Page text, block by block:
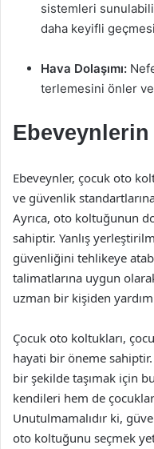
sistemleri
daha keyifli
Hava Dolaşımı:
terlemesini önler
Ebeveynler, çocuk oto
ve güvenlik
Ayrıca, oto koltuğunun
sahiptir. Yanlış
güvenliğini tehlikeye
talimatlarına uygun
uzman bir kişiden
Çocuk oto koltukları,
hayati bir öneme
bir şekilde taşımak için
kendileri hem de
Unutulmamalıdır ki,
oto koltuğunu seçmek